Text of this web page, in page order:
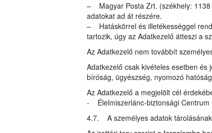
– Magyar Posta Zrt. (székhely: 1138
adatokat ad át részére.
– Hatáskörrel és illetékességgel
tartozik, úgy az Adatkezelő átteszi a
Az Adatkezelő nem továbbít
Adatkezelő csak kivételes esetben
bíróság, ügyészség, nyomozó
Az Adatkezelő a megjelölt cél
- Élelmiszerlánc-biztonsági Centrum
4.7. A személyes adatok